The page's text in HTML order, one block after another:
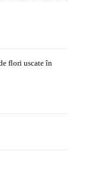
flori uscate în